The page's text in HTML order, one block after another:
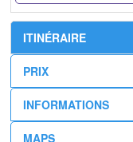
ITINÉRAIRE
PRIX
INFORMATIONS
MAPS